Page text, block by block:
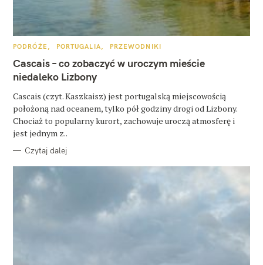
K
T
E
G
O
I
E
PODRÓŻE PORTUGALIA PRZEWODNIKI
Cascais – co zobaczyć w uroczym mieście
niedaleko Lizbony
Cascais (czyt. Kaszkaisz) jest portugalską miejscowością
położoną nad oceanem, tylko pół godziny drogi od Lizbony.
Chociaż to popularny kurort, zachowuje uroczą atmosferę i
jest jednym z..
Czytaj dalej
u
k
a
j
: